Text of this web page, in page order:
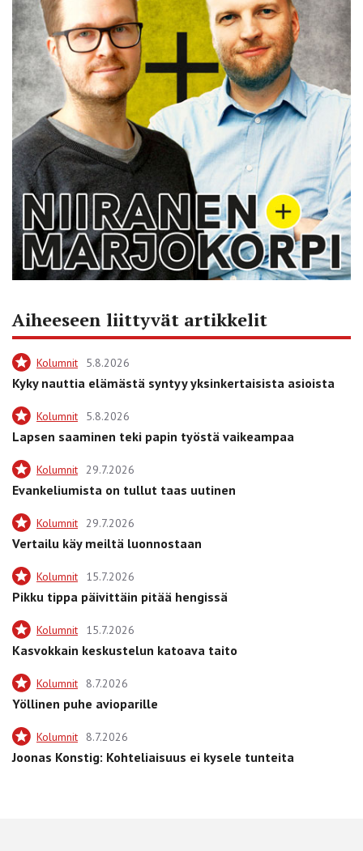
Aiheeseen liittyvät artikkelit
Kolumnit 5.8.2026
Kyky nauttia elämästä syntyy yksinkertaisista asioista
Kolumnit 5.8.2026
Lapsen saaminen teki papin työstä vaikeampaa
Kolumnit 29.7.2026
Evankeliumista on tullut taas uutinen
Kolumnit 29.7.2026
Vertailu käy meiltä luonnostaan
Kolumnit 15.7.2026
Pikku tippa päivittäin pitää hengissä
Kolumnit 15.7.2026
Kasvokkain keskustelun katoava taito
Kolumnit 8.7.2026
Yöllinen puhe avioparille
Kolumnit 8.7.2026
Joonas Konstig: Kohteliaisuus ei kysele tunteita